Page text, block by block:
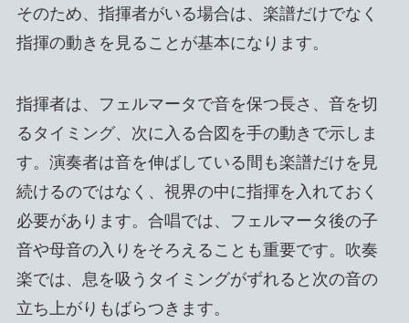
そのため、指揮者がいる場合は、楽譜だけでなく
指揮の動きを見ることが基本になります。
指揮者は、フェルマータで音を保つ長さ、音を切
るタイミング、次に入る合図を手の動きで示しま
す。演奏者は音を伸ばしている間も楽譜だけを見
続けるのではなく、視界の中に指揮を入れておく
必要があります。合唱では、フェルマータ後の子
音や母音の入りをそろえることも重要です。吹奏
楽では、息を吸うタイミングがずれると次の音の
立ち上がりもばらつきます。